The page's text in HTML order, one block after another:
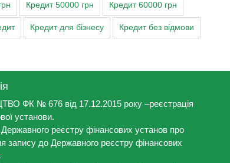
Кредит 50000 грн Кредит 60000 грн
Кредит для бізнесу Кредит без відмови
ФК № 676 від 17.12.2015 року –реєстрація
установи.
Державного реєстру фінансових установ про
запису до Державного реєстру фінансових